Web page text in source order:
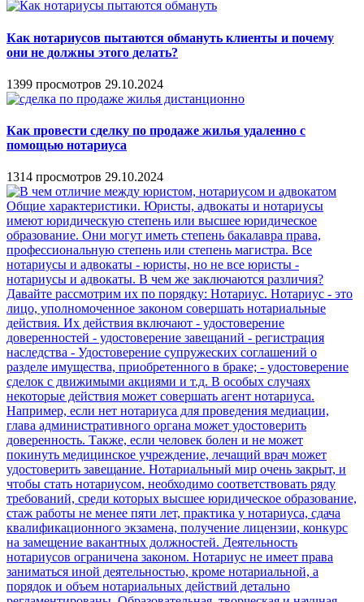
Как нотариусов пытаются обмануть клиенты и почему
они не должны этого делать?
1399 просмотров 29.10.2024
Как провести сделку по продаже жилья удаленно с
помощью нотариуса
1314 просмотров 29.10.2024